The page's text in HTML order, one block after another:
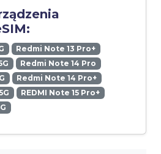
Redmi Note 13 Pro+
Redmi Note 14 Pro
Redmi Note 14 Pro+
REDMI Note 15 Pro+